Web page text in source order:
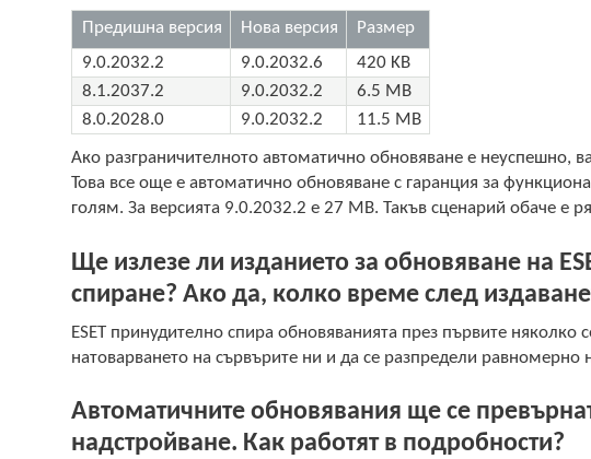
Предишна версия Нова версия
Размер
9.0.2032.2
9.0.2032.6
420 KB
8.1.2037.2
9.0.2032.2
6.5 MB
8.0.2028.0
9.0.2032.2 11.5 MB
Ако разграничителното автоматично обновяване е неуспешно,
Това все още е автоматично обновяване с гаранция за
голям. За версията 9.0.2032.2 е 27 MB. Такъв сценарий обаче е
Ще излезе ли изданието за обновяване на
спиране? Ако да, колко време след
ESET принудително спира обновяванията през първите
натоварването на сървърите ни и да се разпредели равномерно
Автоматичните обновявания ще се
надстройване. Как работят в подробности?